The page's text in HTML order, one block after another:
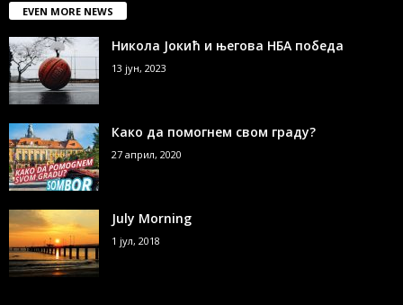
EVEN MORE NEWS
Никола Јокић и његова НБА победа
13 јун, 2023
Како да помогнем свом граду?
27 април, 2020
July Morning
1 јул, 2018